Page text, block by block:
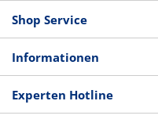
Shop Service
Informationen
Experten Hotline